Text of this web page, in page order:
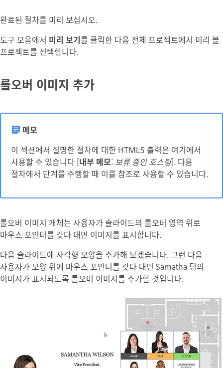
완료된 절차를 미리 보십시오.
도구 모음에서 미리 보기를 클릭한 다음 전체 프로젝트에서 미리 볼
프로젝트를 선택합니다.
롤오버 이미지 추가
메모
이 섹션에서 설명한 절차에 대한 HTML5 출력은 여기에서
사용할 수 있습니다 [내부 메모: 보류 중인 호스팅]. 다음
절차에서 단계를 수행할 때 이를 참조로 사용할 수 있습니다.
롤오버 이미지 개체는 사용자가 슬라이드의 롤오버 영역 위로
마우스 포인터를 갖다 대면 이미지를 표시합니다.
다음 슬라이드에 사각형 모양을 추가해 보겠습니다. 그런 다음
사용자가 모양 위에 마우스 포인터를 갖다 대면 Samatha 팀의
이미지가 표시되도록 롤오버 이미지를 추가할 것입니다.